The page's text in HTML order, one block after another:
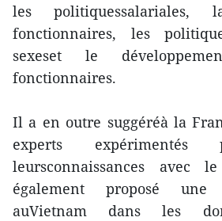
les politiquessalariales,
fonctionnaires, les
sexeset le
fonctionnaires.
Il a en outre suggéréà la
experts expérimentés
leursconnaissances avec
également proposé une
auVietnam dans les